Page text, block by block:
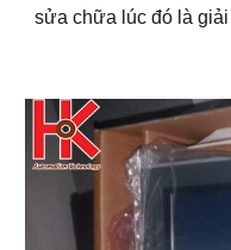
sửa chữa lúc đó là